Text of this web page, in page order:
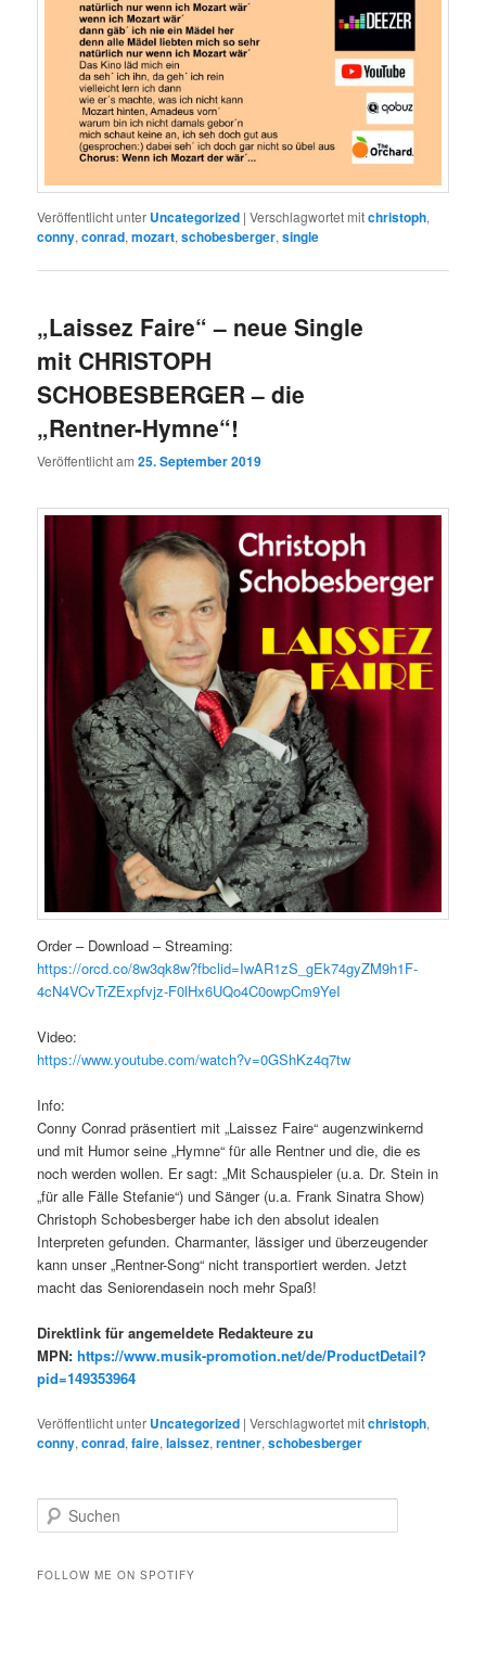
Veröffentlicht unter Uncategorized |Verschlagwortet mitchristoph,
conny,conrad,mozart,schobesberger,single
„Laissez Faire“ – neue Single
mit CHRISTOPH
SCHOBESBERGER – die
„Rentner-Hymne“!
Veröffentlicht am25. September 2019
Order – Download – Streaming:
https://orcd.co/8w3qk8w?fbclid=IwAR1zS_gEk74gyZM9h1F-
4cN4VCvTrZExpfvjz-F0lHx6UQo4C0owpCm9YeI
Video:
https://www.youtube.com/watch?v=0GShKz4q7tw
Info:
Conny Conrad präsentiert mit „Laissez Faire“ augenzwinkernd
und mit Humor seine „Hymne“ für alle Rentner und die, die es
noch werden wollen. Er sagt: „Mit Schauspieler (u.a. Dr. Stein in
„für alle Fälle Stefanie“) und Sänger (u.a. Frank Sinatra Show)
Christoph Schobesberger habe ich den absolut idealen
Interpreten gefunden. Charmanter, lässiger und überzeugender
kann unser „Rentner-Song“ nicht transportiert werden. Jetzt
macht das Seniorendasein noch mehr Spaß!
Direktlink für angemeldete Redakteure zu
MPN:https://www.musik-promotion.net/de/ProductDetail?
pid=149353964
Veröffentlicht unter Uncategorized |Verschlagwortet mitchristoph,
conny,conrad,faire,laissez,rentner,schobesberger
u
h
FOLLOW ME ON SPOTIFY